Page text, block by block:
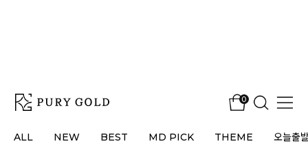
0
ALL NEW BEST MD PICK THEME 오늘출